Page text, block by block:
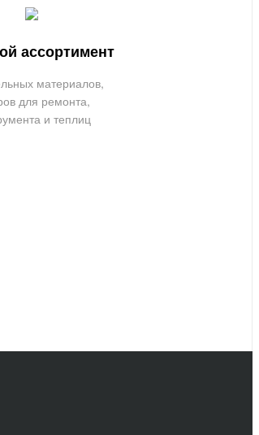
ассортимент
материалов,
для ремонта,
и теплиц